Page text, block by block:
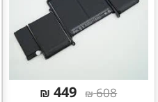
608
₪
449
₪